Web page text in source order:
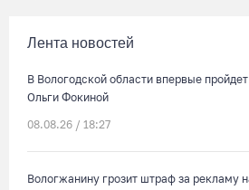
Лента новостей
В Вологодской области впервые
Ольги Фокиной
08.08.26 / 18:27
Вологжанину грозит штраф за рекламу